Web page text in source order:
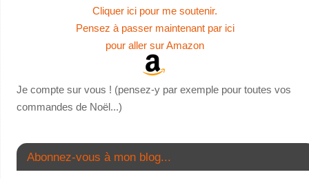
Cliquer ici pour me soutenir.
Pensez à passer maintenant par ici
pour aller sur Amazon
Je compte sur vous ! (pensez-y par exemple pour toutes vos
commandes de Noël...)
Abonnez-vous à mon blog...